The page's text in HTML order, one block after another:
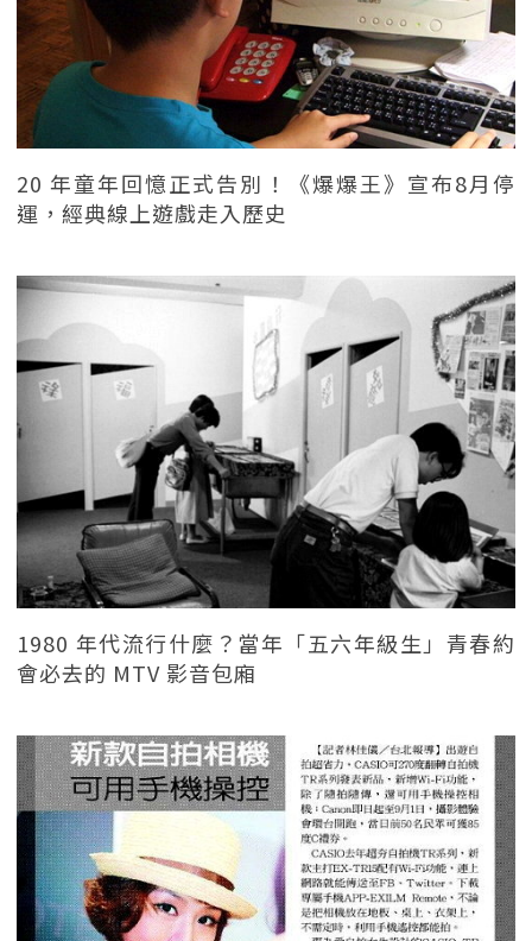
20 年童年回憶正式告別！《爆爆王》宣布8月停
運，經典線上遊戲走入歷史
1980 年代流行什麼？當年「五六年級生」青春約
會必去的 MTV 影音包廂